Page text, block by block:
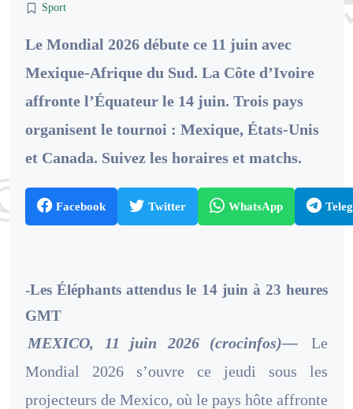
Sport
Le Mondial 2026 débute ce 11 juin avec
Mexique-Afrique du Sud. La Côte d’Ivoire
affronte l’Équateur le 14 juin. Trois pays
organisent le tournoi : Mexique, États-Unis
et Canada. Suivez les horaires et matchs.
Facebook Twitter WhatsApp
-Les Éléphants attendus le 14 juin à 23 heures
GMT
MEXICO, 11 juin 2026 (crocinfos)—
Le
Mondial 2026 s’ouvre ce jeudi sous les
projecteurs de Mexico, où le pays hôte affronte